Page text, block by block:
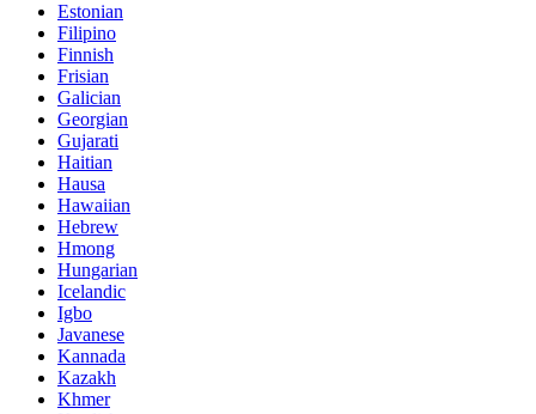
Estonian
Filipino
Finnish
Frisian
Galician
Georgian
Gujarati
Haitian
Hausa
Hawaiian
Hebrew
Hmong
Hungarian
Icelandic
Igbo
Javanese
Kannada
Kazakh
Khmer